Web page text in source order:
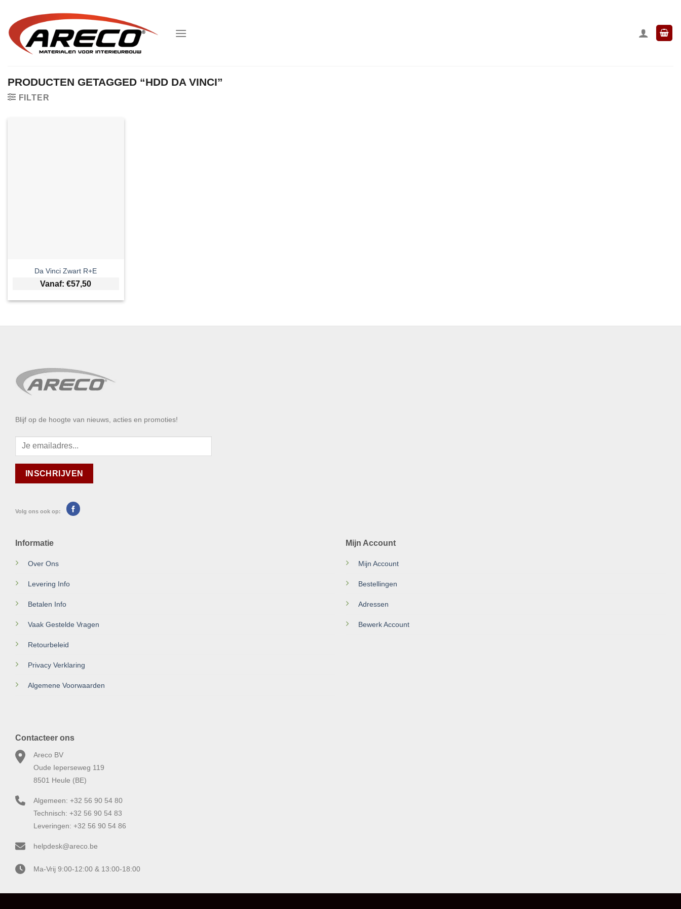
inhoud
PRODUCTEN GETAGGED “HDD DA VINCI”
FILTER
Da Vinci Zwart R+E
Vanaf:€57,50
Blijf op de hoogte van nieuws, acties en promoties!
Volg ons ook op:
Informatie
Over Ons
Levering Info
Betalen Info
Vaak Gestelde Vragen
Retourbeleid
Privacy Verklaring
Algemene Voorwaarden
Mijn Account
Mijn Account
Bestellingen
Adressen
Bewerk Account
Contacteer ons
Areco BV
Oude Ieperseweg 119
8501 Heule (BE)
Algemeen: +32 56 90 54 80
Technisch: +32 56 90 54 83
Leveringen: +32 56 90 54 86
helpdesk@areco.be
Ma-Vrij 9:00-12:00 & 13:00-18:00